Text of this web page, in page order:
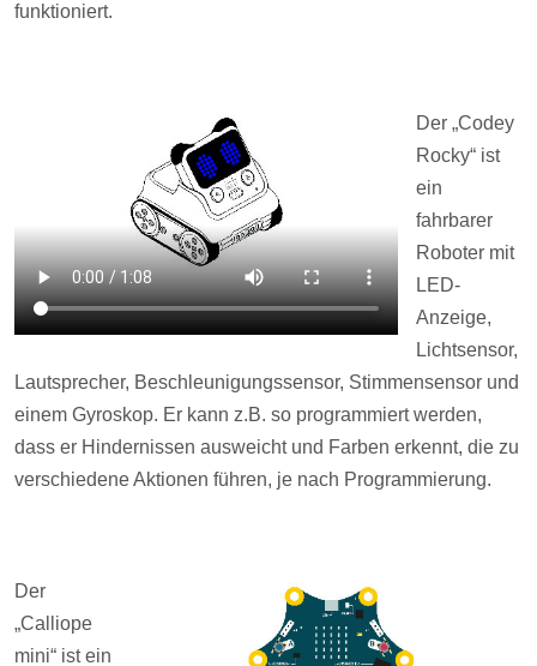
funktioniert.
Der „Codey
Rocky“ ist
ein
fahrbarer
Roboter mit
LED-
Anzeige,
Lichtsensor,
Lautsprecher, Beschleunigungssensor, Stimmensensor und
einem Gyroskop. Er kann z.B. so programmiert werden,
dass er Hindernissen ausweicht und Farben erkennt, die zu
verschiedene Aktionen führen, je nach Programmierung.
Der
„Calliope
mini“ ist ein